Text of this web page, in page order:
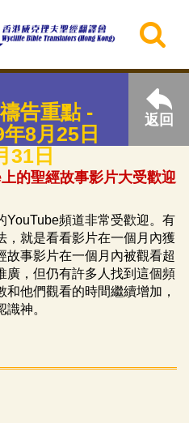
告重點 -
8月25日
31日
返回
的聖經故事影片大受歡迎
YouTube頻道非常受歡迎。有
，就是看看影片在一個月內獲
故事影片在一個月內被觀看超
廣，但仍有許多人找到這個頻
他們觀看的時間繼續增加，
神。